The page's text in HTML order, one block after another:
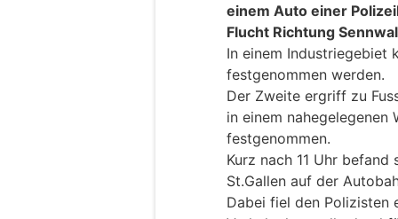
einem Auto einer
Flucht Richtung
In einem Industriegebiet
festgenommen werden.
Der Zweite ergriff zu
in einem nahegelegenen
festgenommen.
Kurz nach 11 Uhr
St.Gallen auf der
Dabei fiel den Polizisten